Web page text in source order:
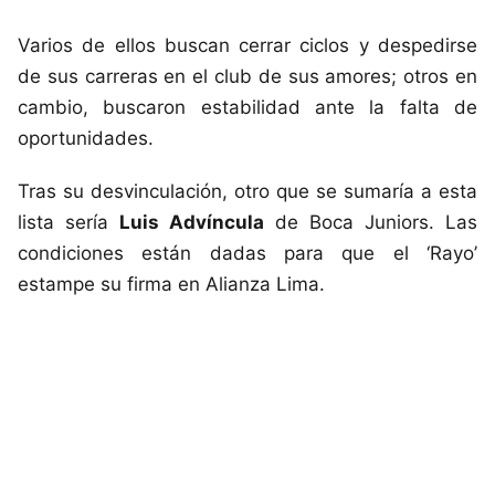
Varios de ellos buscan cerrar ciclos y despedirse
de sus carreras en el club de sus amores; otros en
cambio, buscaron estabilidad ante la falta de
oportunidades.
Tras su desvinculación, otro que se sumaría a esta
lista sería Luis Advíncula de Boca Juniors. Las
condiciones están dadas para que el ‘Rayo’
estampe su firma en Alianza Lima.